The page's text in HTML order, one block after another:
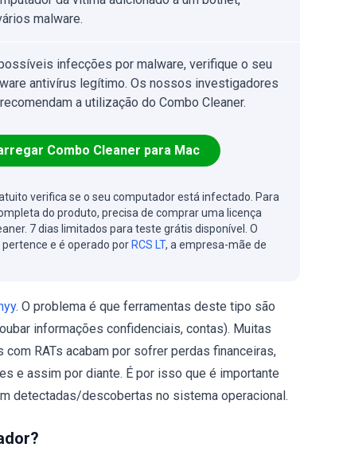
malware.
infecções por malware, verifique o seu
antivírus legítimo. Os nossos investigadores
a utilização do Combo Cleaner.
Combo Cleaner para Mac
verifica se o seu computador está infectado. Para
do produto, precisa de comprar uma licença
7 dias limitados para teste grátis disponível. O
e é operado por RCS LT, a empresa-mãe de
. O problema é que ferramentas deste tipo são
informações confidenciais, contas). Muitas
RATs acabam por sofrer perdas financeiras,
e assim por diante. É por isso que é importante
detectadas/descobertas no sistema operacional.